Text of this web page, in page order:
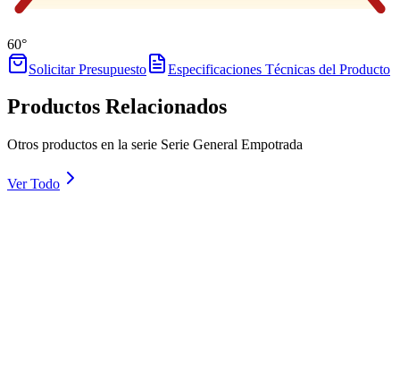
60°
Solicitar Presupuesto
Especificaciones Técnicas del Producto
Productos Relacionados
Otros productos en la serie Serie General Empotrada
Ver Todo